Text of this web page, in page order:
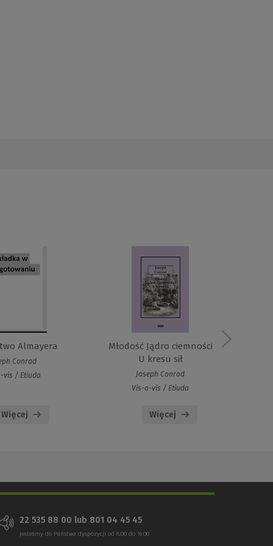
Almayera
Conrad
vis / Etiuda
Więcej
Młodość Jądro ciemności
U kresu sił
Joseph Conrad
Vis-a-vis / Etiuda
Więcej
22 535 88 00 lub 801 04 45 45
Jesteśmy do Państwa dyspozycji od 8:00 do 16:00